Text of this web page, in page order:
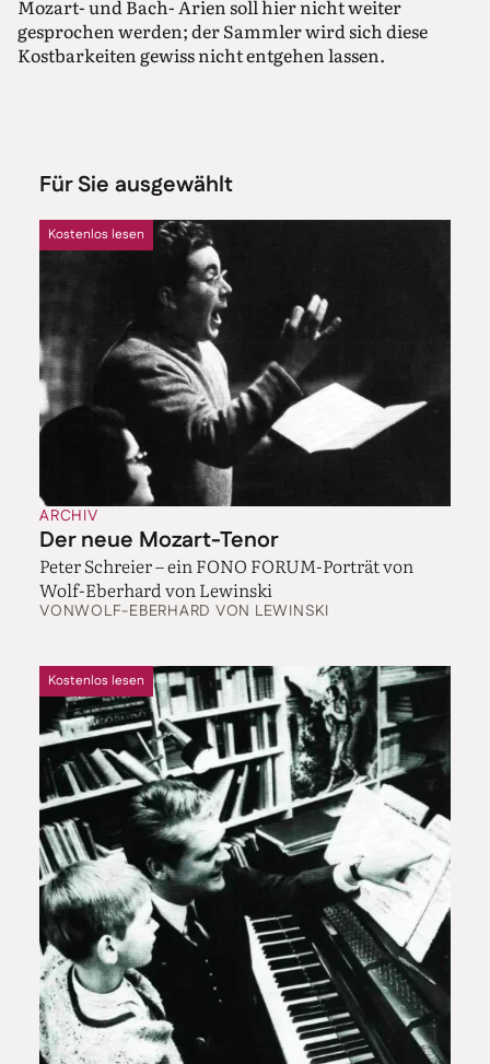
Mozart- und Bach- Arien soll hier nicht weiter
gesprochen werden; der Sammler wird sich diese
Kostbarkeiten gewiss nicht entgehen lassen.
Für Sie ausgewählt
ARCHIV
Der neue Mozart-Tenor
Peter Schreier – ein FONO FORUM-Porträt von
Wolf-Eberhard von Lewinski
VONWOLF-EBERHARD VON LEWINSKI
Kostenlos lesen
Kostenlos lesen